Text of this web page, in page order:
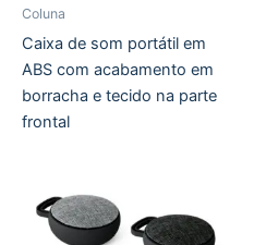
Coluna
Caixa de som portátil em
ABS com acabamento em
borracha e tecido na parte
frontal